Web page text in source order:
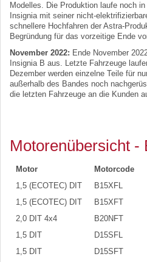
Modelles. Die Produktion laufe noch
Insignia mit seiner nicht-
schnellere Hochfahren der Astra-
Begründung für das vorzeitige Ende
November 2022: Ende November
Insignia B aus. Letzte Fahrzeuge
Dezember werden einzelne Teile für
außerhalb des Bandes noch
die letzten Fahrzeuge an die Kunden
Motorenübersicht -
Motor Motorcode
1,5 (ECOTEC) DIT
B15XFL
1,5 (ECOTEC) DIT
B15XFT
2,0 DIT 4x4
B20NFT
1,5 DIT
D15SFL
1,5 DIT
D15SFT